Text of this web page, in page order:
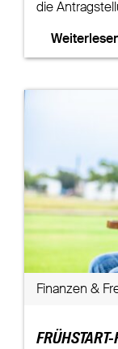
die
Finanzen &
FRÜHSTART-